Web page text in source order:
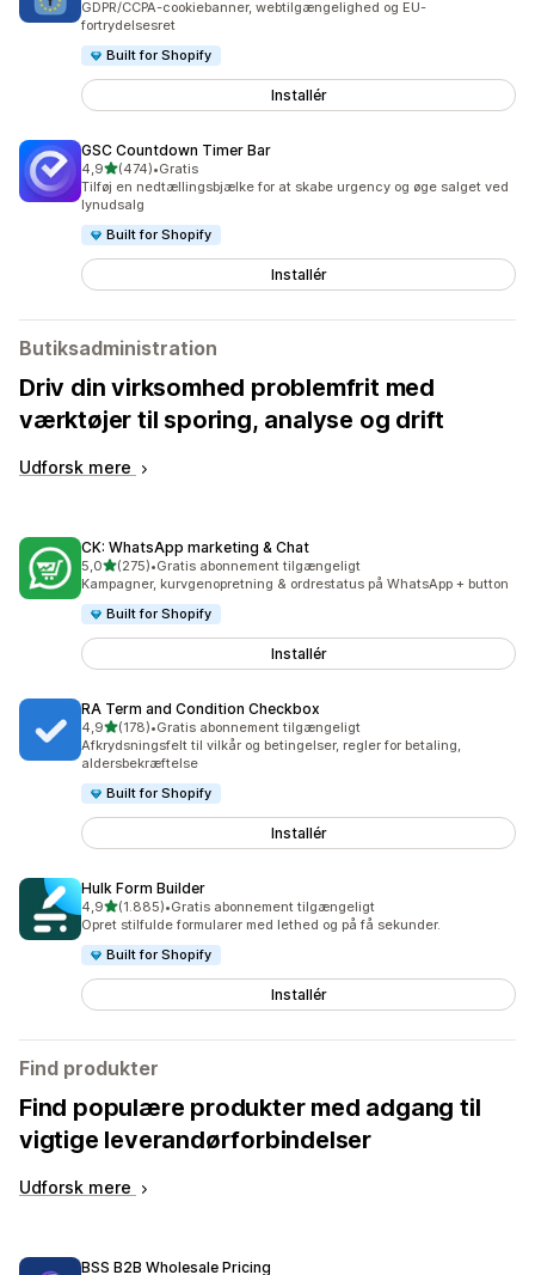
GDPR/CCPA-cookiebanner, webtilgængelighed og EU-
fortrydelsesret
Built for Shopify
Installér
GSC Countdown Timer Bar
4,9ud af 5 stjerner
(474)
474 anmeldelser i alt
•Gratis
Tilføj en nedtællingsbjælke for at skabe urgency og øge salget ved
lynudsalg
Built for Shopify
Installér
Butiksadministration
Driv din virksomhed problemfrit med
værktøjer til sporing, analyse og drift
Udforsk mere
CK: WhatsApp marketing & Chat
5,0ud af 5 stjerner
(275)
275 anmeldelser i alt
•Gratis abonnement tilgængeligt
Kampagner, kurvgenopretning & ordrestatus på WhatsApp + button
Built for Shopify
Installér
RA Term and Condition Checkbox
4,9ud af 5 stjerner
(178)
178 anmeldelser i alt
•Gratis abonnement tilgængeligt
Afkrydsningsfelt til vilkår og betingelser, regler for betaling,
aldersbekræftelse
Built for Shopify
Installér
Hulk Form Builder
4,9ud af 5 stjerner
(1.885)
1885 anmeldelser i alt
•Gratis abonnement tilgængeligt
Opret stilfulde formularer med lethed og på få sekunder.
Built for Shopify
Installér
Find produkter
Find populære produkter med adgang til
vigtige leverandørforbindelser
Udforsk mere
BSS B2B Wholesale Pricing